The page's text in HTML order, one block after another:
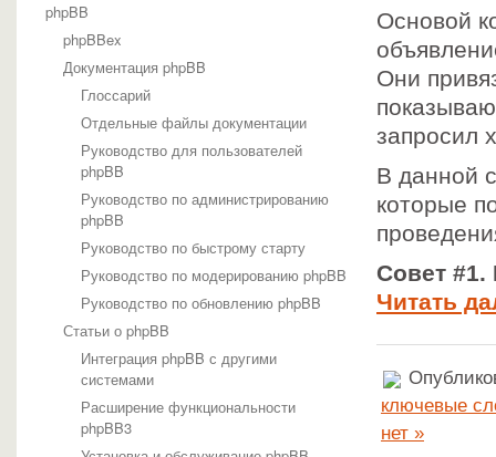
phpBB
phpBBex
Документация phpBB
Глоссарий
Отдельные файлы документации
Руководство для пользователей
phpBB
Руководство по администрированию
phpBB
Руководство по быстрому старту
Руководство по модерированию phpBB
Руководство по обновлению phpBB
Статьи о phpBB
Интеграция phpBB с другими
системами
Расширение функциональности
phpBB3
Основой
Они
запросил
В данной
которые
Совет #1.
Читать
ключевые
нет »